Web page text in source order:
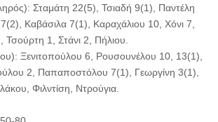
Σταμάτη 22(5), Τσιαδή 9(1), Παντέλη
Καβάσιλα 7(1), Καραχάλιου 10, Χόνι 7,
1, Στάνι 2, Πήλιου.
Ξενιτοπούλου 6, Ρουσουνέλου 10, 13(1),
2, Παπαποστόλου 7(1), Γεωργίνη 3(1),
Φιλντίση, Ντρούγια.